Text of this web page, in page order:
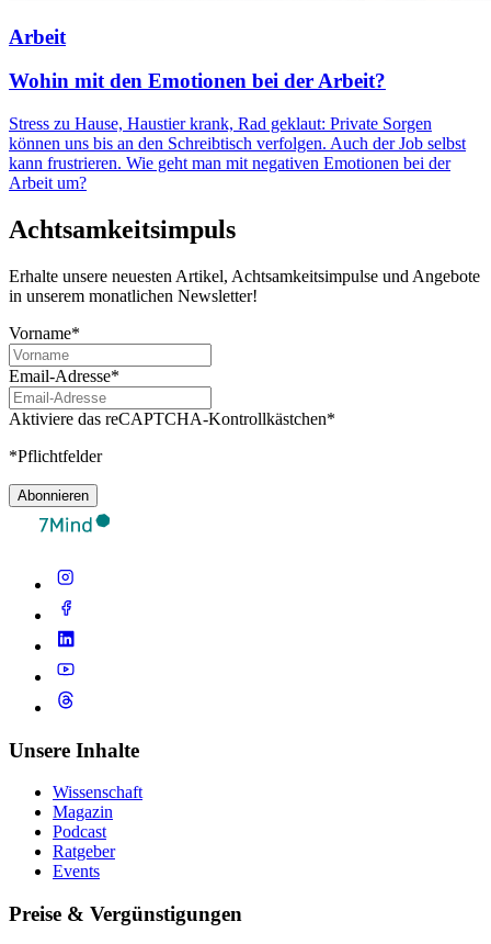
Arbeit
Wohin mit den Emotionen bei der Arbeit?
Stress zu Hause, Haustier krank, Rad geklaut: Private Sorgen
können uns bis an den Schreibtisch verfolgen. Auch der Job selbst
kann frustrieren. Wie geht man mit negativen Emotionen bei der
Arbeit um?
Achtsamkeitsimpuls
Erhalte unsere neuesten Artikel, Achtsamkeitsimpulse und Angebote
in unserem monatlichen Newsletter!
Vorname*
Email-Adresse*
Aktiviere das reCAPTCHA-Kontrollkästchen*
*Pflichtfelder
Abonnieren
Unsere Inhalte
Wissenschaft
Magazin
Podcast
Ratgeber
Events
Preise & Vergünstigungen